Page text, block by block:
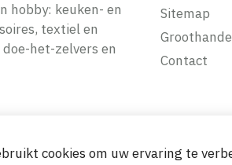
hobby: keuken- en
textiel en
het-zelvers en
Sitemap
Contact
cookies om uw ervaring te